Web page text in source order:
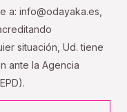
a: info@odayaka.es,
situación, Ud. tiene
ante la Agencia